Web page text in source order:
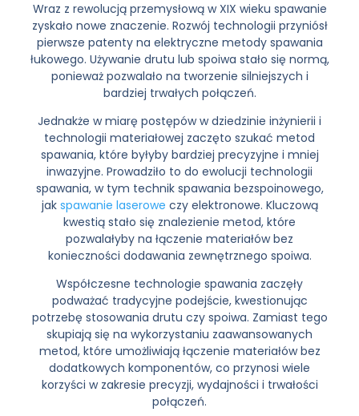
Wraz z rewolucją przemysłową w XIX wieku spawanie
zyskało nowe znaczenie. Rozwój technologii przyniósł
pierwsze patenty na elektryczne metody spawania
łukowego. Używanie drutu lub spoiwa stało się normą,
ponieważ pozwalało na tworzenie silniejszych i
bardziej trwałych połączeń.
Jednakże w miarę postępów w dziedzinie inżynierii i
technologii materiałowej zaczęto szukać metod
spawania, które byłyby bardziej precyzyjne i mniej
inwazyjne. Prowadziło to do ewolucji technologii
spawania, w tym technik spawania bezspoinowego,
jak spawanie laserowe czy elektronowe. Kluczową
kwestią stało się znalezienie metod, które
pozwalałyby na łączenie materiałów bez
konieczności dodawania zewnętrznego spoiwa.
Współczesne technologie spawania zaczęły
podważać tradycyjne podejście, kwestionując
potrzebę stosowania drutu czy spoiwa. Zamiast tego
skupiają się na wykorzystaniu zaawansowanych
metod, które umożliwiają łączenie materiałów bez
dodatkowych komponentów, co przynosi wiele
korzyści w zakresie precyzji, wydajności i trwałości
połączeń.